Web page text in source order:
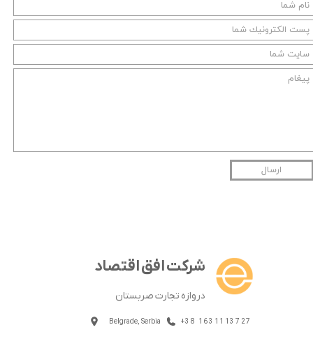
ارسال
شرکت افق اقتصاد
دروازه تجارت صربستان
Belgrade, Serbia +38 1631113727